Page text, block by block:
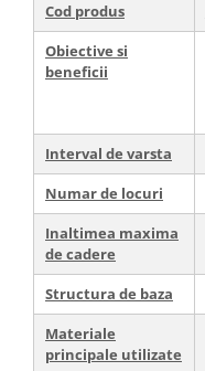
Cod produs
Obiective si
beneficii
Interval de varsta
Numar de locuri
Inaltimea maxima
de cadere
Structura de baza
Materiale
principale utilizate